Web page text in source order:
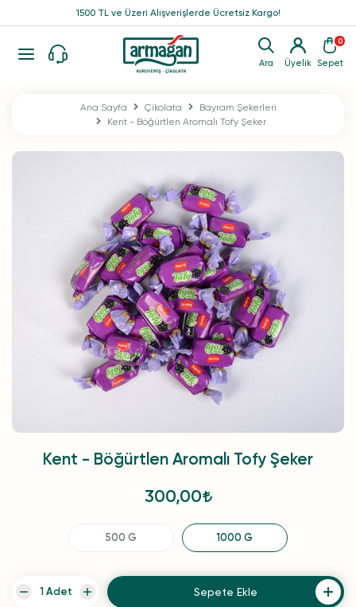
Ara Üyelik
0
Sepet
1500 TL ve Üzeri Alışverişlerde Ücretsiz Kargo!
Ana Sayfa Çikolata
Bayram Şekerleri
Kent - Böğürtlen Aromalı Tofy Şeker
Kent - Böğürtlen Aromalı Tofy Şeker
300,00
500 G 1000 G
Sepete Ekle